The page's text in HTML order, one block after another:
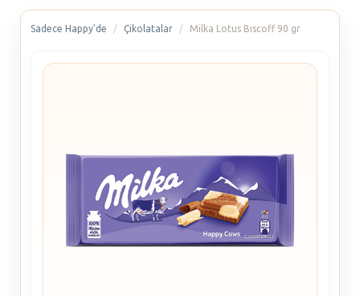
Sadece Happy'de Çikolatalar Milka Lotus Bıscoff 90 gr